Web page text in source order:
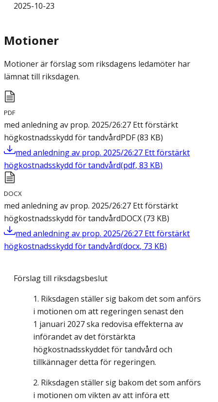
2025-10-23
Motioner
Motioner är förslag som riksdagens ledamöter har
lämnat till riksdagen.
PDF
med anledning av prop. 2025/26:27 Ett förstärkt
högkostnadsskydd för tandvårdPDF(83 KB)
med anledning av prop. 2025/26:27 Ett förstärkt
högkostnadsskydd för tandvård(pdf, 83 KB)
DOCX
med anledning av prop. 2025/26:27 Ett förstärkt
högkostnadsskydd för tandvårdDOCX(73 KB)
med anledning av prop. 2025/26:27 Ett förstärkt
högkostnadsskydd för tandvård(docx, 73 KB)
Förslag till riksdagsbeslut
Riksdagen ställer sig bakom det som anförs
i motionen om att regeringen senast den
1 januari 2027 ska redovisa effekterna av
införandet av det förstärkta
högkostnadsskyddet för tandvård och
tillkännager detta för regeringen.
Riksdagen ställer sig bakom det som anförs
i motionen om vikten av att införa ett